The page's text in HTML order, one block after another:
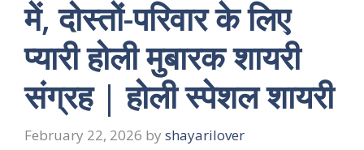
में, दोस्तों-परिवार के लिए
प्यारी होली मुबारक शायरी
संग्रह | होली स्पेशल शायरी
February 22, 2026 by shayarilover